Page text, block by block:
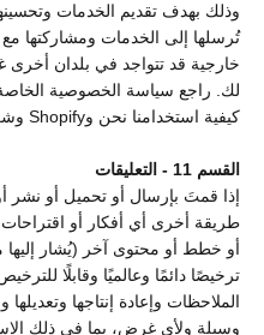
وذلك بهدف تقديم الخدمات
خارجية قد تتواجد في بلدان أخرى
لك. راجع سياسة الخصوصية
كيفية استخدامنا نحن وShopify وشركائنا لمعلوماتك الشخصية.
القسم 11 - التعليقات
إذا قمتَ بإرسال أو تحميل أو نشر
طريقة أخرى أي أفكار أو
أو خطط أو محتوى آخر (يُشار إليها
ترخيصًا دائمًا وعالميًا وقابلًا
الملاحظات وإعادة إنتاجها
وسيلة ولأي غرض، بما في ذلك